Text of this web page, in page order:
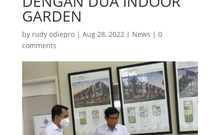
GARDEN
by rudy odiepro| Aug 28, 2022| News | 0
comments